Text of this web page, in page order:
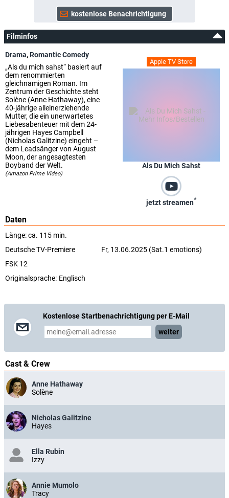
Filminfos
Apple TV Store
Als Du Mich Sahst
jetzt streamen*
Drama,Romantic Comedy
„Als du mich sahst“ basiert auf
dem renommierten
gleichnamigen Roman. Im
Zentrum der Geschichte steht
Solène (Anne Hathaway), eine
40-jährige alleinerziehende
Mutter, die ein unerwartetes
Liebesabenteuer mit dem 24-
jährigen Hayes Campbell
(Nicholas Galitzine) eingeht –
dem Leadsänger von August
Moon, der angesagtesten
Boyband der Welt.
(Amazon Prime Video)
Daten
Länge: ca. 115 min.
Deutsche TV-Premiere
Fr, 13.06.2025 (Sat.1 emotions)
FSK 12
Originalsprache: Englisch
Kostenlose Startbenachrichtigung per E-Mail
weiter
Cast & Crew
Anne Hathaway
Solène
Nicholas Galitzine
Hayes
Ella Rubin
Izzy
Annie Mumolo
Tracy